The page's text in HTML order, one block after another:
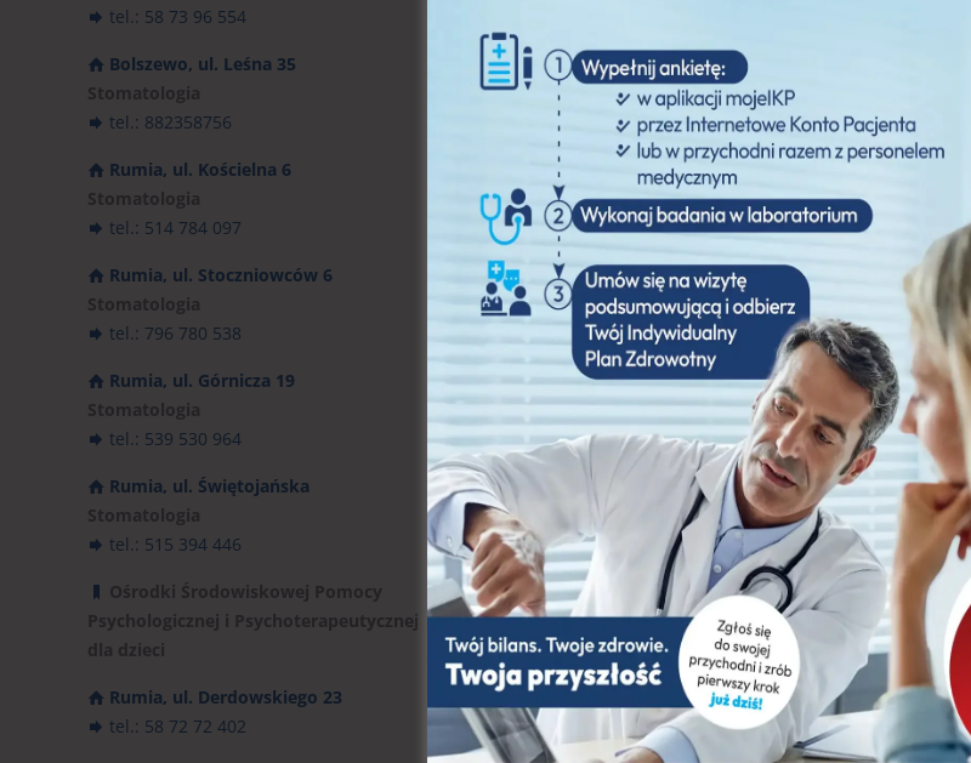
Neurologia (5 maja 2025)
Kolonoskopia (5 maja 2025)
Kardiologia (5 maja 2025)
Ginekologia (5 maja 2025)
Dermatologia (5 maja 2025)
Chirurgia stomatologiczna (5 maja 2025)
Chirurgia (5 maja 2025)
Alergologia (5 maja 2025)
Ośrodki Środowiskowej Opieki Psychologicznej
(24 kwietnia 2025)
Oddział Chirurgii Jednego Dnia ul. Miłosza 3
Medycyna pracy
(21 marca 2025)
Stomatologia (21 marca 2025)
Poradnie specjalistyczne ul. Derdowskiego 23
Poradnie specjalistyczne ul. Miłosza 3 (21 marca
Nasze ośrodki (21 marca 2025)
tel.: 58 73 96 554
Bolszewo, ul. Leśna 35
Stomatologia
tel.: 882358756
Rumia, ul. Kościelna 6
Stomatologia
tel.: 514 784 097
Rumia, ul. Stoczniowców 6
Stomatologia
tel.: 796 780 538
Rumia, ul. Górnicza 19
Stomatologia
tel.: 539 530 964
Rumia, ul. Świętojańska
Stomatologia
tel.: 515 394 446
Ośrodki Środowiskowej Pomocy
Psychologicznej i Psychoterapeutycznej
dla dzieci
Rumia, ul. Derdowskiego 23
tel.: 58 72 72 402